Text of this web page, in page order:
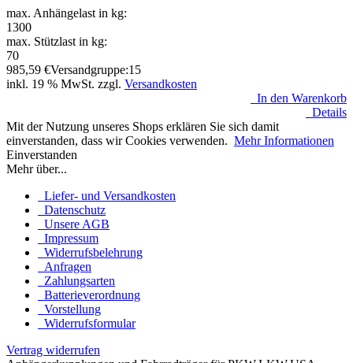
max. Anhängelast in kg:
1300
max. Stützlast in kg:
70
985,59 €Versandgruppe:15
inkl. 19 % MwSt. zzgl. Versandkosten
In den Warenkorb
Details
Mit der Nutzung unseres Shops erklären Sie sich damit
einverstanden, dass wir Cookies verwenden. Mehr Informationen
Einverstanden
Mehr über...
Liefer- und Versandkosten
Datenschutz
Unsere AGB
Impressum
Widerrufsbelehrung
Anfragen
Zahlungsarten
Batterieverordnung
Vorstellung
Widerrufsformular
Vertrag widerrufen